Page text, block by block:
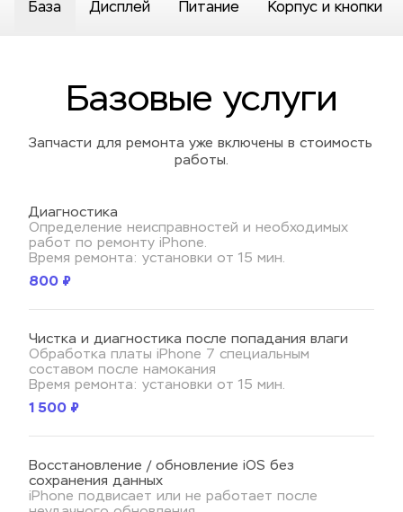
База Дисплей Питание Корпус и кнопки
Базовые услуги
Запчасти для ремонта уже включены в стоимость
работы.
Диагностика
Определение неисправностей и необходимых
работ по ремонту iPhone.
Время ремонта: установки от 15 мин.
800 ₽
Чистка и диагностика после попадания влаги
Обработка платы iPhone 7 специальным
составом после намокания
Время ремонта: установки от 15 мин.
1 500 ₽
Восстановление / обновление iOS без
сохранения данных
iPhone подвисает или не работает после